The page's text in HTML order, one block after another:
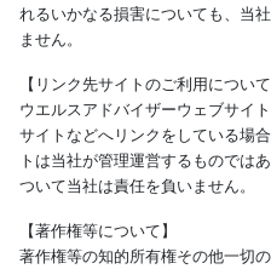
れるいかなる損害についても、当
ません。
【リンク先サイトのご利用について
ウエルスアドバイザーウェブサイ
サイトなどへリンクをしている場
トは当社が管理運営するものでは
ついて当社は責任を負いません。
【著作権等について】
著作権等の知的所有権その他一切